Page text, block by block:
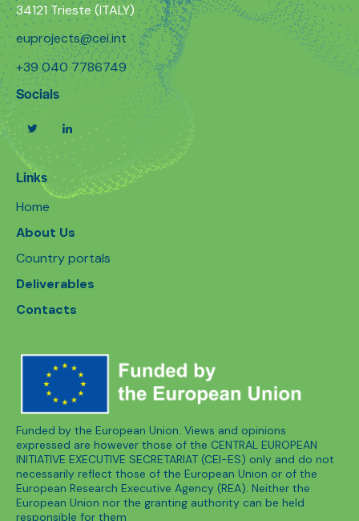
34121 Trieste (ITALY)
euprojects@cei.int
+39 040 7786749
Socials
Links
Home
About Us
Country portals
Deliverables
Contacts
Funded by the European Union. Views and opinions
expressed are however those of the CENTRAL EUROPEAN
INITIATIVE EXECUTIVE SECRETARIAT (CEI-ES) only and do not
necessarily reflect those of the European Union or of the
European Research Executive Agency (REA). Neither the
European Union nor the granting authority can be held
responsible for them